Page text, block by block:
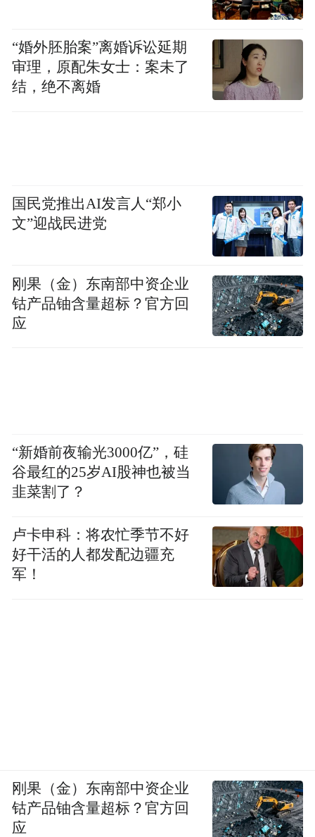
盛会在潍坊这片沃土上结出丰硕成果，续写
新的辉煌篇章。
山东省糖酒副食品商业协会热忱欢迎全国各
地的糖酒食品生产商、经销商、配套服务商
“特别声明：以上作品内容(包括在内的视频、图片或音
频)为凤凰网旗下自媒体平台“大风号”用户上传并发
布，本平台仅提供信息存储空间服务。
pictures and audios if any) is uploaded and posted
by the user of Dafeng Hao, which is a social media
platform and merely provides information storage
space services.”
“婚外胚胎案”离婚诉讼延期
审理，原配朱女士：案未了
结，绝不离婚
国民党推出AI发言人“郑小
文”迎战民进党
刚果（金）东南部中资企业
钴产品铀含量超标？官方回
应
“新婚前夜输光3000亿”，硅
谷最红的25岁AI股神也被当
韭菜割了？
卢卡申科：将农忙季节不好
好干活的人都发配边疆充
军！
刚果（金）东南部中资企业
钴产品铀含量超标？官方回
应